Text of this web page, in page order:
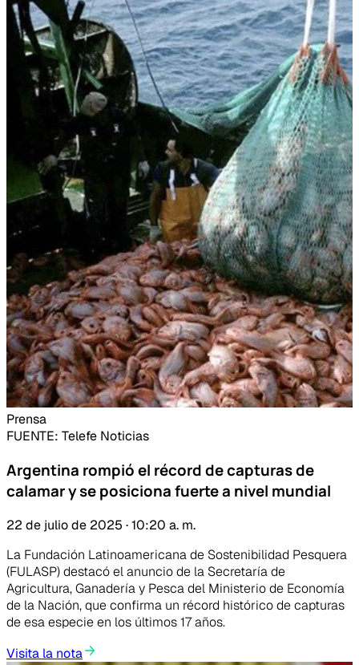
Prensa
FUENTE: Telefe Noticias
Argentina rompió el récord de capturas de
calamar y se posiciona fuerte a nivel mundial
22 de julio de 2025 · 10:20 a. m.
La Fundación Latinoamericana de Sostenibilidad Pesquera
(FULASP) destacó el anuncio de la Secretaría de
Agricultura, Ganadería y Pesca del Ministerio de Economía
de la Nación, que confirma un récord histórico de capturas
de esa especie en los últimos 17 años.
Visita la nota